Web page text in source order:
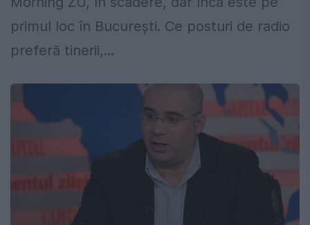
primul loc în București. Ce posturi de radio
preferă tinerii,...